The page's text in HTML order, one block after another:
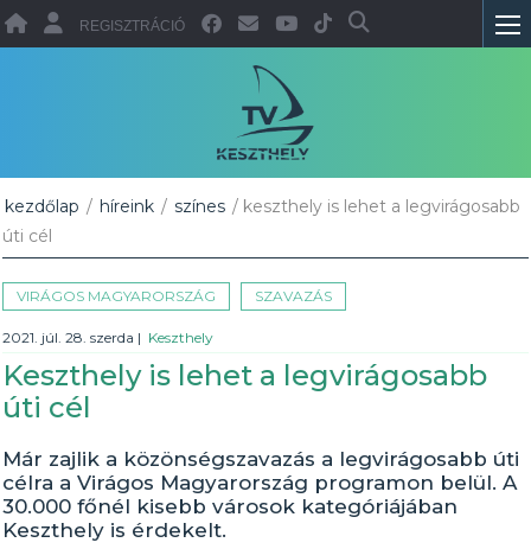
REGISZTRÁCIÓ
kezdőlap / híreink / színes / keszthely is lehet a legvirágosabb
úti cél
VIRÁGOS MAGYARORSZÁG SZAVAZÁS
2021. júl. 28. szerda | Keszthely
Keszthely is lehet a legvirágosabb
úti cél
Már zajlik a közönségszavazás a legvirágosabb úti
célra a Virágos Magyarország programon belül. A
30.000 főnél kisebb városok kategóriájában
Keszthely is érdekelt.